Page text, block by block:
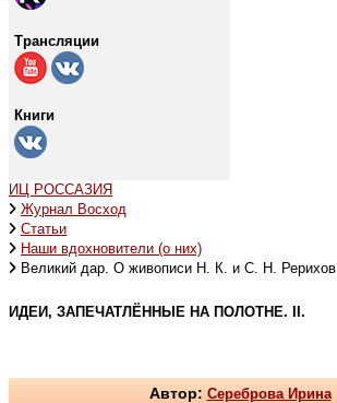
Трансляции
Книги
ИЦ РОССАЗИЯ
Журнал Восход
Статьи
Наши вдохновители (о них)
Великий дар. О живописи Н. К. и С. Н. Рерихов
ИДЕИ, ЗАПЕЧАТЛЁННЫЕ НА ПОЛОТНЕ. II.
Автор: Сереброва Ирина